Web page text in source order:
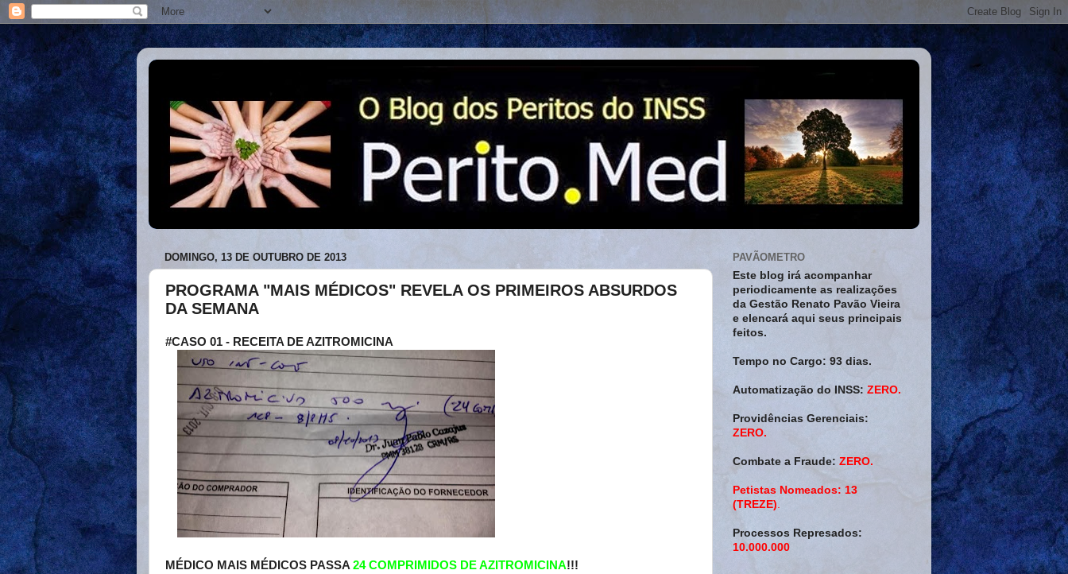
DOMINGO, 13 DE OUTUBRO DE 2013
PROGRAMA "MAIS MÉDICOS" REVELA OS PRIMEIROS ABSURDOS
DA SEMANA
#CASO 01 - RECEITA DE AZITROMICINA
MÉDICO MAIS MÉDICOS PASSA 24 COMPRIMIDOS DE AZITROMICINA!!!
PAVÃOMETRO
Este blog irá acompanhar
periodicamente as realizações
da Gestão Renato Pavão Vieira
e elencará aqui seus principais
feitos.
Tempo no Cargo: 93 dias.
Automatização do INSS: ZERO.
Providências Gerenciais:
ZERO.
Combate a Fraude: ZERO.
Petistas Nomeados: 13
(TREZE)
Processos Represados:
10.000.000